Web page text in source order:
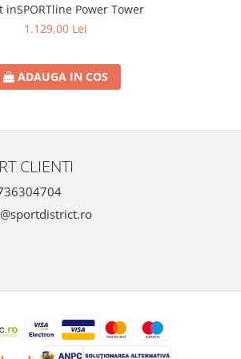
inSPORTline Power Tower
1.129,00 Lei
ADAUGA IN COS
CLIENTI